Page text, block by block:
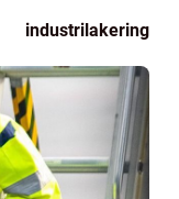
industrilakering